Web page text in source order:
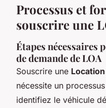
Processus et
souscrire une
Étapes nécessaires
de demande de LOA
Souscrire une
nécessite un
identifiez le véhicule